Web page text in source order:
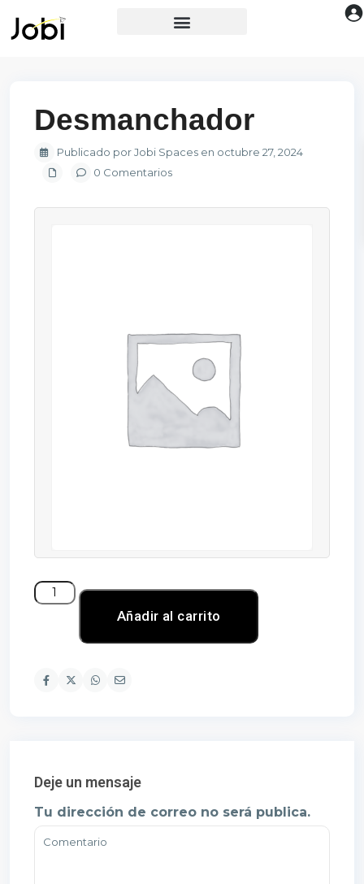
Desmanchador
Publicado por Jobi Spaces en octubre 27, 2024
0 Comentarios
Añadir al carrito
Deje un mensaje
Tu dirección de correo no será publica.